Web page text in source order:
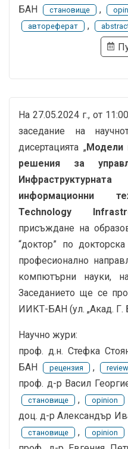
БАН
становище ,
автореферат
,
На 27.05.2024 г., от
заседание на
дисертацията „Модели
решения за
информационни
Technology
присъждане на
“доктор” по
професионално
компютърни науки,
Заседанието ще се
ИИКТ-БАН (ул. „Акад. Г.
Научно жури:
проф. д.н. Стефка
БАН
рецензия , review
проф. д-р Васил
становище , opinion
доц. д-р Александър
становище , opinion